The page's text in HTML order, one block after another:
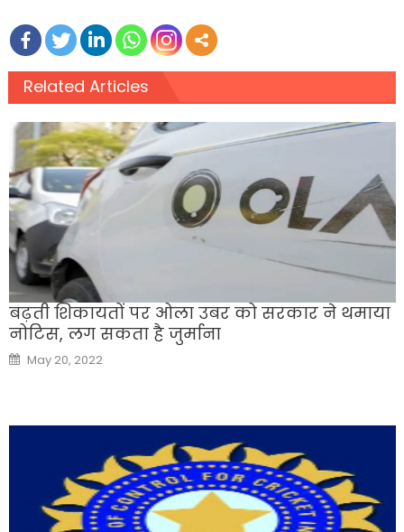
Related Articles
बढ़ती शिकायतों पर ओला उबर को सरकार ने थमाया
नोटिस, लग सकता है जुर्माना
Posted
on
May 20, 2022